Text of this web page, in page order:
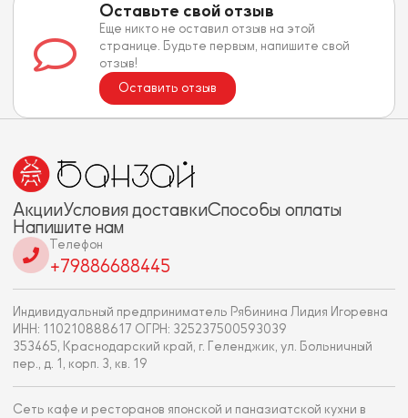
Оставьте свой отзыв
Еще никто не оставил отзыв на этой
странице. Будьте первым, напишите свой
отзыв!
Оставить отзыв
АкцииУсловия доставкиСпособы оплаты
Напишите нам
Телефон
+79886688445
Индивидуальный предприниматель Рябинина Лидия Игоревна
ИНН: 110210888617 ОГРН: 325237500593039
353465, Краснодарский край, г. Геленджик, ул. Больничный
пер., д. 1, корп. 3, кв. 19
Сеть кафе и ресторанов японской и паназиатской кухни в